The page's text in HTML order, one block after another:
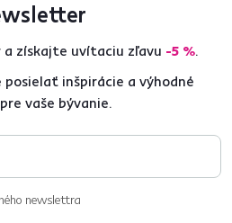
a získajte uvítaciu zľavu -5 %.
posielať inšpirácie a výhodné
vaše bývanie.
newslettra